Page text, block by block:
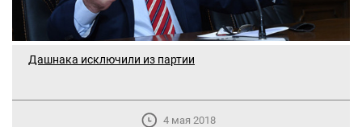
Дашнака исключили из партии
4 мая 2018